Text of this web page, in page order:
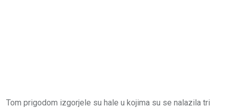
Tom prigodom izgorjele su hale u kojima su se nalazila tri